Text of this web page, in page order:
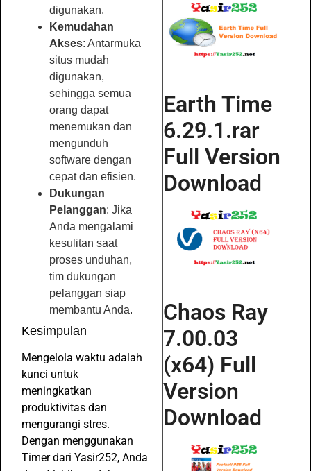
digunakan.
Kemudahan
Akses: Antarmuka
situs mudah
digunakan,
sehingga semua
orang dapat
menemukan dan
mengunduh
software dengan
cepat dan efisien.
Dukungan
Pelanggan: Jika
Anda mengalami
kesulitan saat
proses unduhan,
tim dukungan
pelanggan siap
membantu Anda.
Kesimpulan
Mengelola waktu adalah
kunci untuk
meningkatkan
produktivitas dan
mengurangi stres.
Dengan menggunakan
Timer dari Yasir252, Anda
Earth Time
6.29.1.rar
Full Version
Download
Chaos Ray
7.00.03
(x64) Full
Version
Download